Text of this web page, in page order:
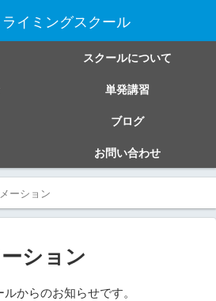
スクールについて
単発講習
ブログ
お問い合わせ
ーション
ション
からのお知らせです。